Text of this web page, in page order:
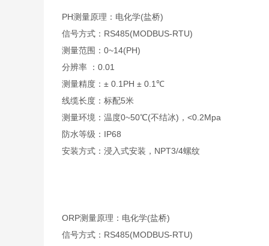
PH测量原理：电化学(盐桥)
信号方式：RS485(MODBUS-RTU)
测量范围：0~14(PH)
分辨率 ：0.01
测量精度：± 0.1PH ± 0.1℃
线缆长度：标配5米
测量环境：温度0~50℃(不结冰)，<0.2Mpa
防水等级：IP68
安装方式：浸入式安装，NPT3/4螺纹
ORP测量原理：电化学(盐桥)
信号方式：RS485(MODBUS-RTU)